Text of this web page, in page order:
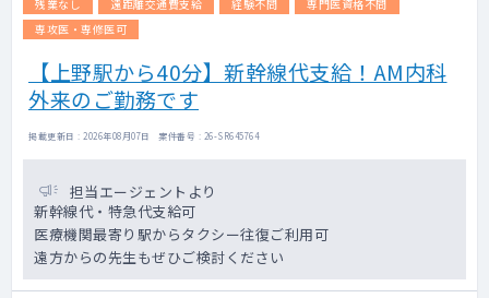
残業なし
遠距離交通費支給 経験不問
専門医資格不問
専攻医・専修医可
【上野駅から40分】新幹線代支給！AM内科
外来のご勤務です
掲載更新日 : 2026年08月07日 案件番号 : 26-SR645764
担当エージェントより
新幹線代・特急代支給可
医療機関最寄り駅からタクシー往復ご利用可
遠方からの先生もぜひご検討ください